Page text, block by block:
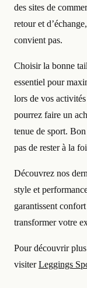
des sites de
retour et
convient pas.
Choisir la bonne
essentiel pour
lors de vos
pourrez faire un
tenue de sport.
pas de rester à la
Découvrez nos
style et
garantissent
transformer votre
Pour découvrir
visiterLeggings